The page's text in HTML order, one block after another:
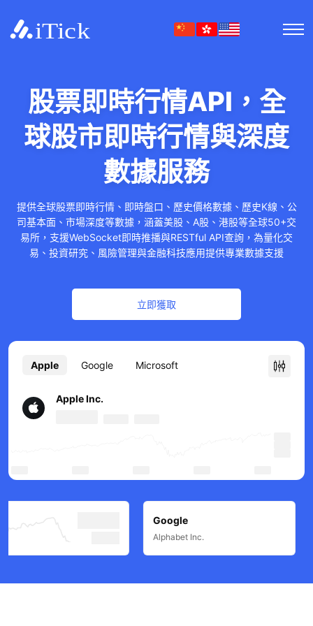
股票即時行情API，全
球股市即時行情與深度
數據服務
提供全球股票即時行情、即時盤口、歷史價格數據、歷史K線、公
司基本面、市場深度等數據，涵蓋美股、A股、港股等全球50+交
易所，支援WebSocket即時推播與RESTful API查詢，為量化交
易、投資研究、風險管理與金融科技應用提供專業數據支援
立即獲取
Apple Google Microsoft
Apple Inc.
Google
Alphabet Inc.